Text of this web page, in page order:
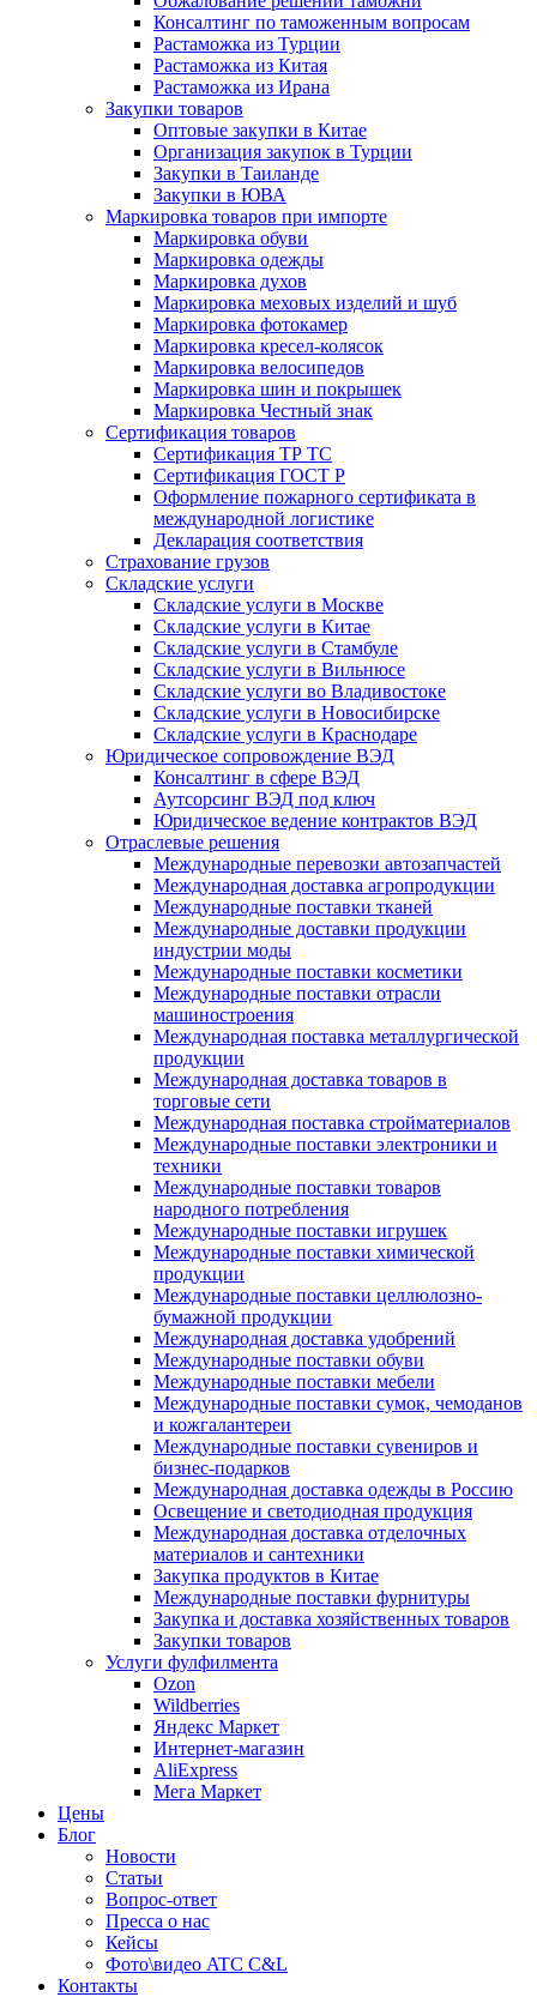
Консалтинг по таможенным вопросам
Растаможка из Турции
Растаможка из Китая
Растаможка из Ирана
Закупки товаров
Оптовые закупки в Китае
Организация закупок в Турции
Закупки в Таиланде
Закупки в ЮВА
Маркировка товаров при импорте
Маркировка обуви
Маркировка одежды
Маркировка духов
Маркировка меховых изделий и шуб
Маркировка фотокамер
Маркировка кресел-колясок
Маркировка велосипедов
Маркировка шин и покрышек
Маркировка Честный знак
Сертификация товаров
Сертификация ТР ТС
Сертификация ГОСТ Р
Оформление пожарного сертификата в
международной логистике
Декларация соответствия
Страхование грузов
Складские услуги
Складские услуги в Москве
Складские услуги в Китае
Складские услуги в Стамбуле
Складские услуги в Вильнюсе
Складские услуги во Владивостоке
Складские услуги в Новосибирске
Складские услуги в Краснодаре
Юридическое сопровождение ВЭД
Консалтинг в сфере ВЭД
Аутсорсинг ВЭД под ключ
Юридическое ведение контрактов ВЭД
Отраслевые решения
Международные перевозки автозапчастей
Международная доставка агропродукции
Международные поставки тканей
Международные доставки продукции
индустрии моды
Международные поставки косметики
Международные поставки отрасли
машиностроения
Международная поставка металлургической
продукции
Международная доставка товаров в
торговые сети
Международная поставка стройматериалов
Международные поставки электроники и
техники
Международные поставки товаров
народного потребления
Международные поставки игрушек
Международные поставки химической
продукции
Международные поставки целлюлозно-
бумажной продукции
Международная доставка удобрений
Международные поставки обуви
Международные поставки мебели
Международные поставки сумок, чемоданов
и кожгалантереи
Международные поставки сувениров и
бизнес-подарков
Международная доставка одежды в Россию
Освещение и светодиодная продукция
Международная доставка отделочных
материалов и сантехники
Закупка продуктов в Китае
Международные поставки фурнитуры
Закупка и доставка хозяйственных товаров
Закупки товаров
Услуги фулфилмента
Ozon
Wildberries
Яндекс Маркет
Интернет-магазин
AliExpress
Мега Маркет
Цены
Блог
Новости
Статьи
Вопрос-ответ
Пресса о нас
Кейсы
Фото\видео ATC C&L
Контакты